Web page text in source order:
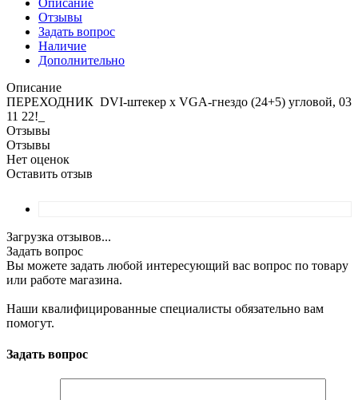
Отзывы
Задать вопрос
Наличие
Дополнительно
Описание
ПЕРЕХОДНИК DVI-штекер х VGA-гнездо (24+5) угловой, 03
11 22!_
Отзывы
Отзывы
Нет оценок
Оставить отзыв
Загрузка отзывов...
Задать вопрос
Вы можете задать любой интересующий вас вопрос по товару
или работе магазина.
Наши квалифицированные специалисты обязательно вам
помогут.
Задать вопрос